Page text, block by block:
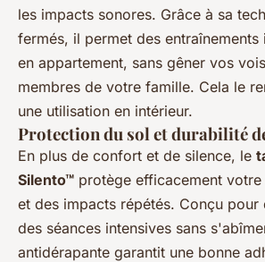
les impacts sonores. Grâce à sa
fermés, il permet des entraînements
en appartement, sans gêner vos
membres de votre famille. Cela le
une utilisation en intérieur.
Protection du sol et durabilité
En plus de confort et de silence, le
Silento™ protège efficacement
et des impacts répétés. Conçu pour
des séances intensives sans
antidérapante garantit une bonne